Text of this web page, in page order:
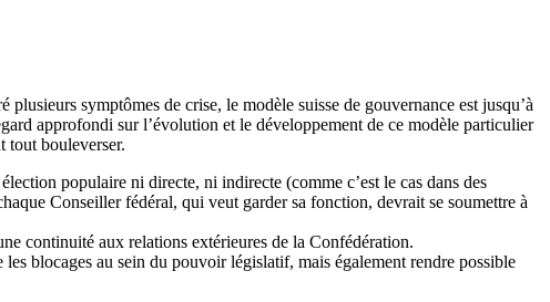
symptômes de crise, le modèle suisse de gouvernance est jusqu’à
approfondi sur l’évolution et le développement de ce modèle particulier
tout bouleverser.
populaire ni directe, ni indirecte (comme c’est le cas dans des
Conseiller fédéral, qui veut garder sa fonction, devrait se soumettre à
continuité aux relations extérieures de la Confédération.
blocages au sein du pouvoir législatif, mais également rendre possible